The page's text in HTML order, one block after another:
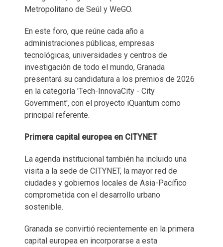
Metropolitano de Seúl y WeGO.
En este foro, que reúne cada año a
administraciones públicas, empresas
tecnológicas, universidades y centros de
investigación de todo el mundo, Granada
presentará su candidatura a los premios de 2026
en la categoría 'Tech-InnovaCity - City
Government', con el proyecto iQuantum como
principal referente.
Primera capital europea en CITYNET
La agenda institucional también ha incluido una
visita a la sede de CITYNET, la mayor red de
ciudades y gobiernos locales de Asia-Pacífico
comprometida con el desarrollo urbano
sostenible.
Granada se convirtió recientemente en la primera
capital europea en incorporarse a esta